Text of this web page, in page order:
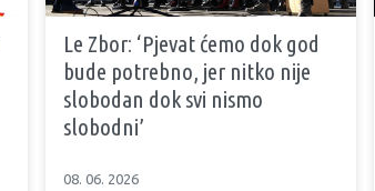
Le Zbor: ‘Pjevat ćemo dok god
bude potrebno, jer nitko nije
slobodan dok svi nismo
slobodni’
08. 06. 2026